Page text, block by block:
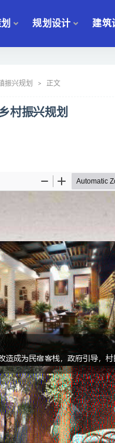
规划设计 建筑
振兴规划 正文
村振兴规划